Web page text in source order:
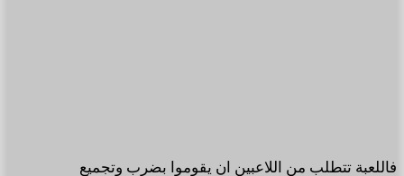
فاللعبة تتطلب من اللاعبين ان يقوموا بضرب وتجميع